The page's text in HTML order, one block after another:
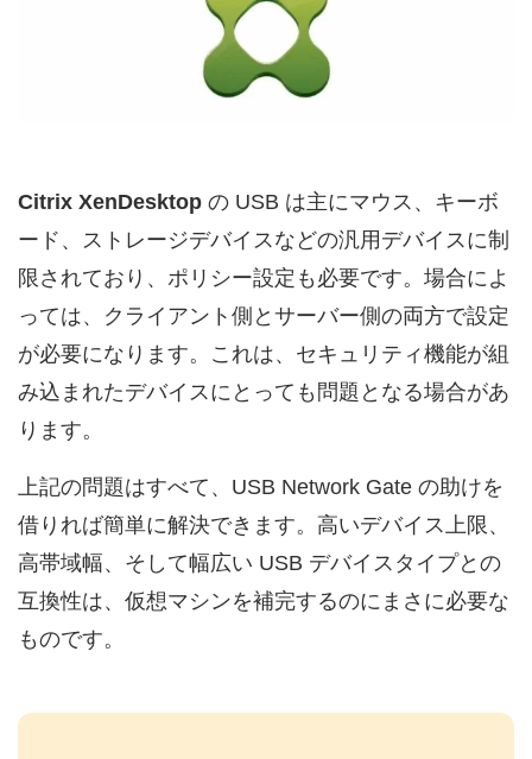
Citrix XenDesktop の USB は主にマウス、キーボ
ード、ストレージデバイスなどの汎用デバイスに制
限されており、ポリシー設定も必要です。場合によ
っては、クライアント側とサーバー側の両方で設定
が必要になります。これは、セキュリティ機能が組
み込まれたデバイスにとっても問題となる場合があ
ります。
上記の問題はすべて、USB Network Gate の助けを
借りれば簡単に解決できます。高いデバイス上限、
高帯域幅、そして幅広い USB デバイスタイプとの
互換性は、仮想マシンを補完するのにまさに必要な
ものです。